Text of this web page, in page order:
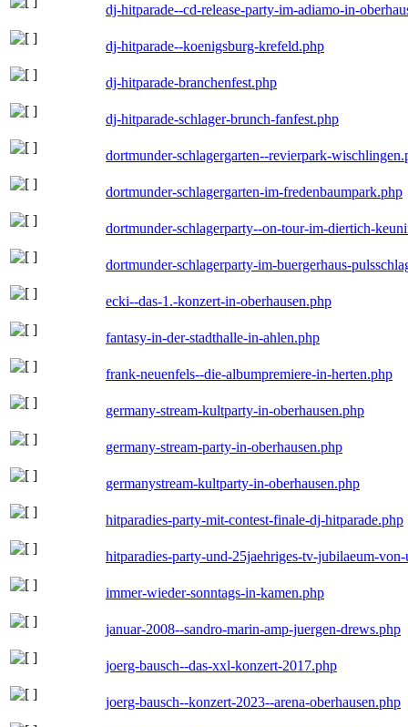
dj-hitparade--cd-release-party-im-adiamo-in-
dj-hitparade--koenigsburg-krefeld.php
dj-hitparade-branchenfest.php
dj-hitparade-schlager-brunch-fanfest.php
dortmunder-schlagergarten--revierpark-
dortmunder-schlagergarten-im-fredenbaumpark.php
dortmunder-schlagerparty--on-tour-im-diertich-
dortmunder-schlagerparty-im-buergerhaus-
ecki--das-1.-konzert-in-oberhausen.php
fantasy-in-der-stadthalle-in-ahlen.php
frank-neuenfels--die-albumpremiere-in-herten.php
germany-stream-kultparty-in-oberhausen.php
germany-stream-party-in-oberhausen.php
germanystream-kultparty-in-oberhausen.php
hitparadies-party-mit-contest-finale-dj-hitparade.php
hitparadies-party-und-25jaehriges-tv-jubilaeum-
immer-wieder-sonntags-in-kamen.php
januar-2008--sandro-marin-amp-juergen-drews.php
joerg-bausch--das-xxl-konzert-2017.php
joerg-bausch--konzert-2023--arena-oberhausen.php